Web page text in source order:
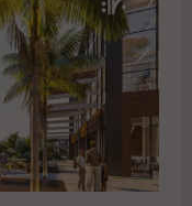
the-real-